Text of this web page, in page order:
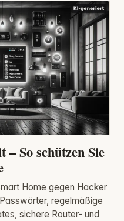
So schützen Sie
Home gegen Hacker
regelmäßige
sichere Router- und